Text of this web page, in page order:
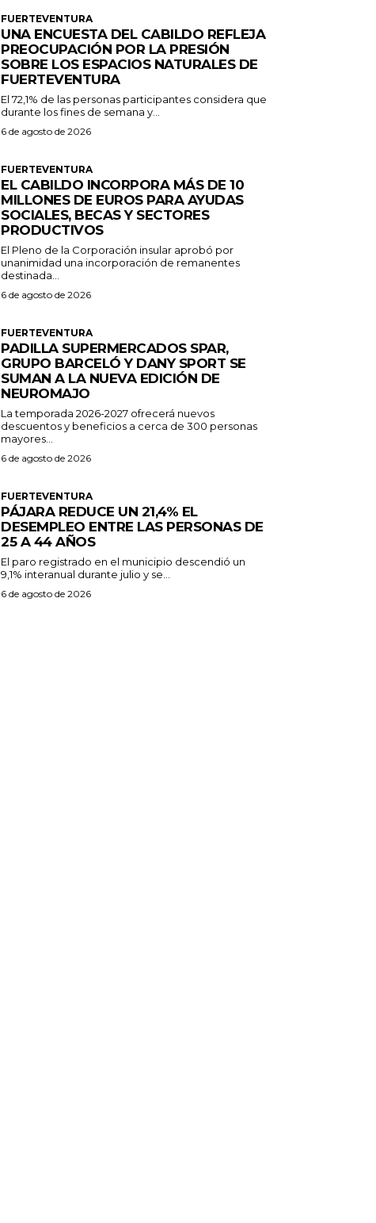
FUERTEVENTURA
UNA ENCUESTA DEL CABILDO REFLEJA
PREOCUPACIÓN POR LA PRESIÓN
SOBRE LOS ESPACIOS NATURALES DE
FUERTEVENTURA
El 72,1% de las personas participantes considera que
durante los fines de semana y...
6 de agosto de 2026
FUERTEVENTURA
EL CABILDO INCORPORA MÁS DE 10
MILLONES DE EUROS PARA AYUDAS
SOCIALES, BECAS Y SECTORES
PRODUCTIVOS
El Pleno de la Corporación insular aprobó por
unanimidad una incorporación de remanentes
destinada...
6 de agosto de 2026
FUERTEVENTURA
PADILLA SUPERMERCADOS SPAR,
GRUPO BARCELÓ Y DANY SPORT SE
SUMAN A LA NUEVA EDICIÓN DE
NEUROMAJO
La temporada 2026-2027 ofrecerá nuevos
descuentos y beneficios a cerca de 300 personas
mayores...
6 de agosto de 2026
FUERTEVENTURA
PÁJARA REDUCE UN 21,4% EL
DESEMPLEO ENTRE LAS PERSONAS DE
25 A 44 AÑOS
El paro registrado en el municipio descendió un
9,1% interanual durante julio y se...
6 de agosto de 2026